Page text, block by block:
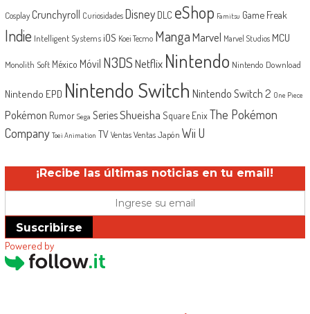
Cosplay Crunchyroll Curiosidades Disney DLC eShop Famitsu Game Freak
Indie Intelligent Systems iOS Koei Tecmo MangaMarvel Marvel Studios MCU
Monolith Soft México Móvil N3DSNetflix Nintendo Nintendo Download
Nintendo EPD Nintendo Switch Nintendo Switch 2 One Piece
Pokémon Rumor Sega SeriesShueisha Square EnixThe Pokémon
Company Toei Animation TV Ventas Ventas Japón Wii U
¡Recibe las últimas noticias en tu email!
Suscribirse
Powered by